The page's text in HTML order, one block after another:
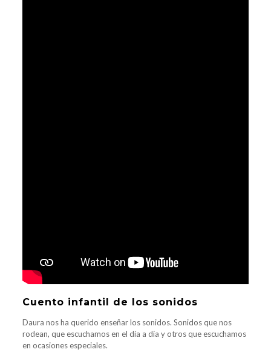
Cuento infantil de los sonidos
Daura nos ha querido enseñar los sonidos. Sonidos que nos
rodean, que escuchamos en el día a día y otros que escuchamos
en ocasiones especiales.